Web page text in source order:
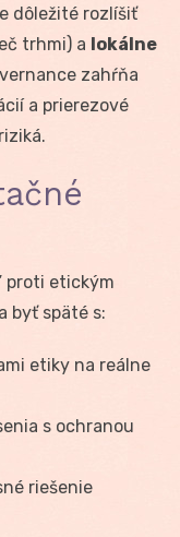
dôležité rozlíšiť
trhmi) a lokálne
zahŕňa
a prierezové
proti etickým
byť späté s:
etiky na reálne
s ochranou
riešenie